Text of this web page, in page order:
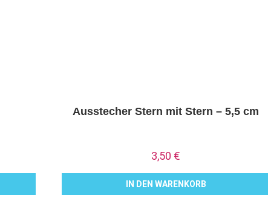
Ausstecher Stern mit Stern – 5,5 cm
3,50 €
IN DEN WARENKORB